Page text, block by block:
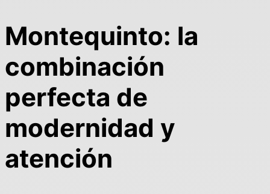
Montequinto: la
combinación
perfecta de
modernidad y
atención